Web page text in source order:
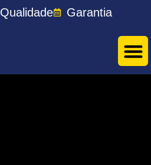
Qualidade Garantia